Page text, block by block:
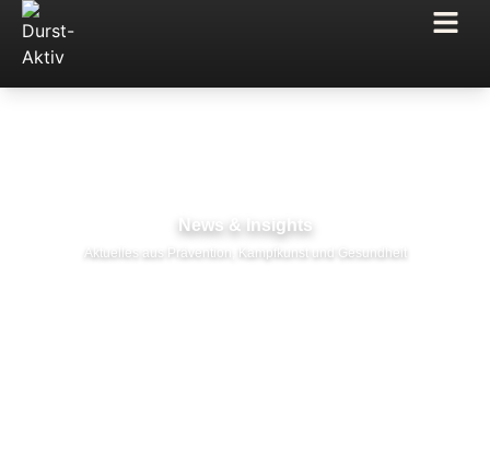
News & Insights
Aktuelles aus Prävention, Kampfkunst und Gesundheit